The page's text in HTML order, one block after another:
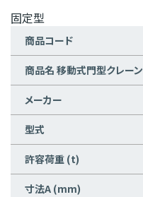
固定型
商品コード
商品名 移動式門型クレーン
メーカー
型式
許容荷重 (t)
寸法A (mm)